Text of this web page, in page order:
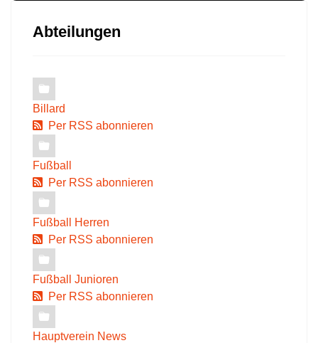
Abteilungen
Billard
Per RSS abonnieren
Fußball
Per RSS abonnieren
Fußball Herren
Per RSS abonnieren
Fußball Junioren
Per RSS abonnieren
Hauptverein News